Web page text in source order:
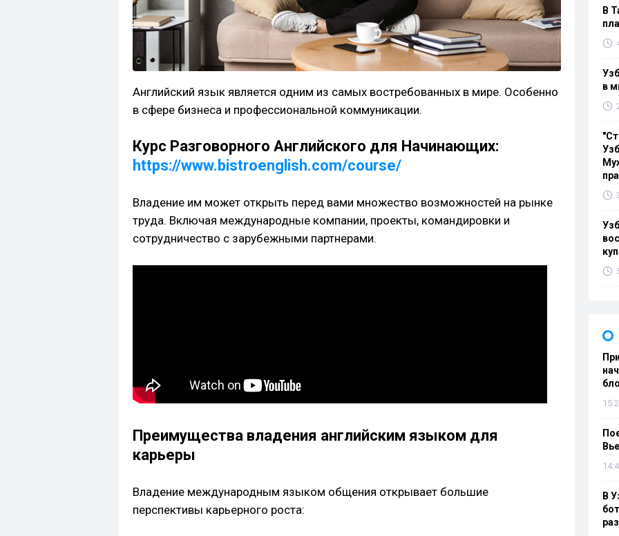
Английский язык является одним из самых востребованных в мире. Особенно
в сфере бизнеса и профессиональной коммуникации.
Курс Разговорного Английского для Начинающих:
https://www.bistroenglish.com/course/
Владение им может открыть перед вами множество возможностей на рынке
труда. Включая международные компании, проекты, командировки и
сотрудничество с зарубежными партнерами.
Преимущества владения английским языком для
карьеры
Владение международным языком общения открывает большие
перспективы карьерного роста:
В
в
В